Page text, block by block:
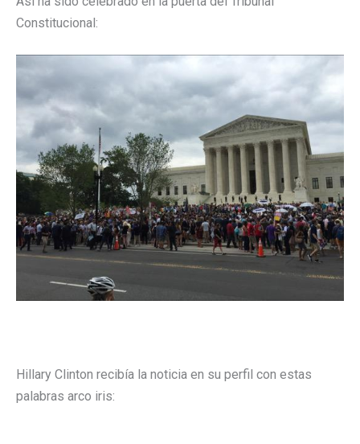
Constitucional:
Hillary Clinton recibía la noticia en su perfil con estas
palabras arco iris: